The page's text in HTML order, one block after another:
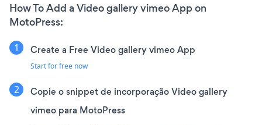
How To Add a Video gallery vimeo App on
MotoPress:
Create a Free Video gallery vimeo App
Start for free now
Copie o snippet de incorporação Video gallery
vimeo para MotoPress